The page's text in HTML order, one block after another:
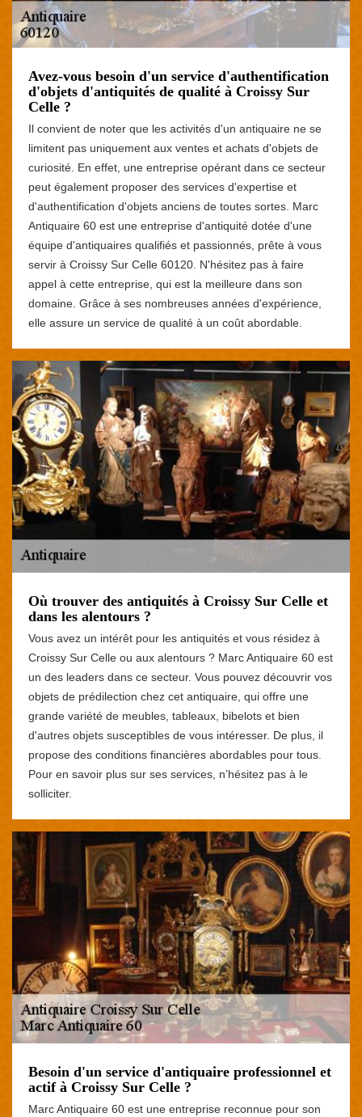
Avez-vous besoin d'un service d'authentification
d'objets d'antiquités de qualité à Croissy Sur
Celle ?
Il convient de noter que les activités d'un antiquaire ne se
limitent pas uniquement aux ventes et achats d'objets de
curiosité. En effet, une entreprise opérant dans ce secteur
peut également proposer des services d'expertise et
d'authentification d'objets anciens de toutes sortes. Marc
Antiquaire 60 est une entreprise d'antiquité dotée d'une
équipe d'antiquaires qualifiés et passionnés, prête à vous
servir à Croissy Sur Celle 60120. N'hésitez pas à faire
appel à cette entreprise, qui est la meilleure dans son
domaine. Grâce à ses nombreuses années d'expérience,
elle assure un service de qualité à un coût abordable.
Où trouver des antiquités à Croissy Sur Celle et
dans les alentours ?
Vous avez un intérêt pour les antiquités et vous résidez à
Croissy Sur Celle ou aux alentours ? Marc Antiquaire 60 est
un des leaders dans ce secteur. Vous pouvez découvrir vos
objets de prédilection chez cet antiquaire, qui offre une
grande variété de meubles, tableaux, bibelots et bien
d'autres objets susceptibles de vous intéresser. De plus, il
propose des conditions financières abordables pour tous.
Pour en savoir plus sur ses services, n’hésitez pas à le
solliciter.
Besoin d'un service d'antiquaire professionnel et
actif à Croissy Sur Celle ?
Marc Antiquaire 60 est une entreprise reconnue pour son